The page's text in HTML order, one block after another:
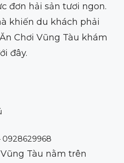
đơn hải sản tươi ngon.
khiến du khách phải
Chơi Vũng Tàu khám
đây.
0928629968
Tàu nằm trên